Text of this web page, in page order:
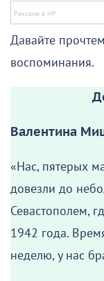
Давайте
воспоминания.
Валентина
«Нас, пятерых
довезли до
Севастополем,
1942 года.
неделю, у нас